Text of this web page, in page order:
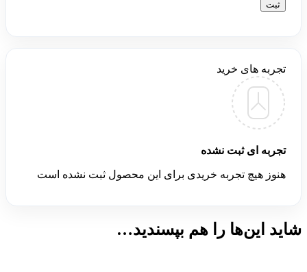
تجربه های خرید
تجربه ای ثبت نشده
هنوز هیچ تجربه خریدی برای این محصول ثبت نشده است
شاید این‌ها را هم بپسندید…